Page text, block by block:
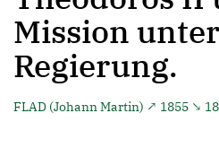
Mission
Regierung.
FLAD (Johann Martin) ↗ 1855 ↘